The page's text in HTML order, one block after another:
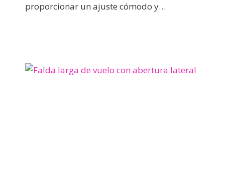
proporcionar un ajuste cómodo y…